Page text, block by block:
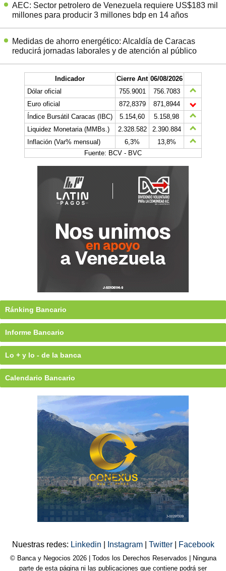
AEC: Sector petrolero de Venezuela requiere US$183 mil
millones para producir 3 millones bdp en 14 años
Medidas de ahorro energético: Alcaldía de Caracas
reducirá jornadas laborales y de atención al público
Indicador Cierre Ant 06/08/2026
Dólar oficial
755.9001
756.7083
Euro oficial
872,8379
871,8944
Índice Bursátil Caracas (IBC)
5.154,60
5.158,98
Liquidez Monetaria (MMBs.)
2.328.582
2.390.884
Inflación (Var% mensual)
6,3%
13,8%
Fuente: BCV - BVC
Ránking Bancario
Informe Bancario
Lo + y lo - de la banca
Calendario Bancario
Nuestras redes: Linkedin Instagram Twitter Facebook
© Banca y Negocios 2026 | Todos los Derechos Reservados | Ninguna
parte de esta página ni las publicaciones que contiene podrá ser